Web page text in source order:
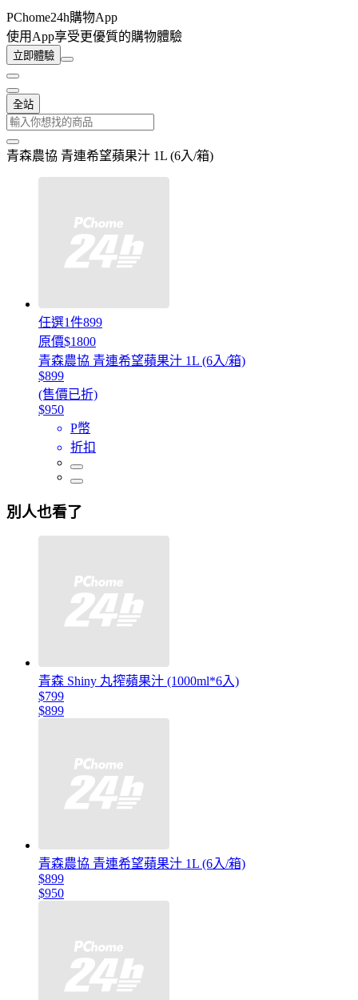
PChome24h購物App
使用App享受更優質的購物體驗
立即體驗
全站
青森農協 青連希望蘋果汁 1L (6入/箱)
任選1件899
原價$1800
青森農協 青連希望蘋果汁 1L (6入/箱)
$899
(售價已折)
$950
P幣
折扣
別人也看了
青森 Shiny 丸搾蘋果汁 (1000ml*6入)
$799
$899
青森農協 青連希望蘋果汁 1L (6入/箱)
$899
$950